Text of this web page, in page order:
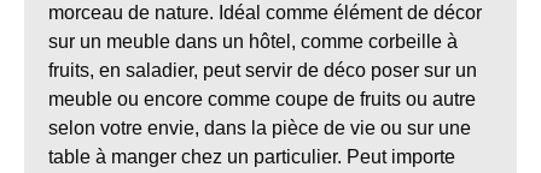
morceau de nature. Idéal comme élément de décor
sur un meuble dans un hôtel, comme corbeille à
fruits, en saladier, peut servir de déco poser sur un
meuble ou encore comme coupe de fruits ou autre
selon votre envie, dans la pièce de vie ou sur une
table à manger chez un particulier. Peut importe